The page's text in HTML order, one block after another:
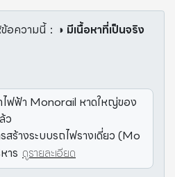
ข้อความนี้： ◑ มีเนื้อหาที่เป็นจริง
ไฟฟ้า Monorail หาดใหญ่ของ
ว
ร้างระบบรถไฟรางเดี่ยว (Mo
าร ดูรายละเอียด